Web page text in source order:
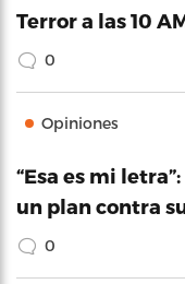
Terror a las 10
0
Opiniones
“Esa es mi
un plan contra
0